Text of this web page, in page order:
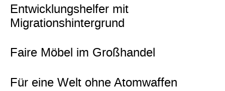
Entwicklungshelfer mit
Migrationshintergrund
Faire Möbel im Großhandel
Für eine Welt ohne Atomwaffen